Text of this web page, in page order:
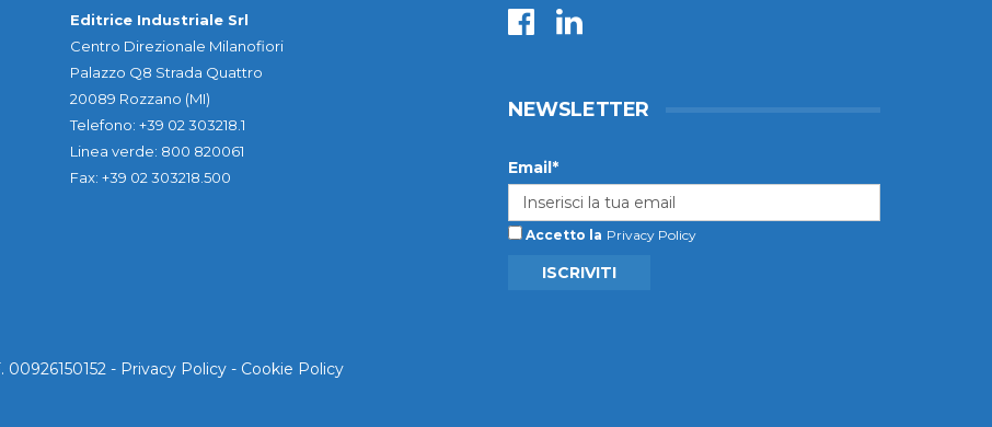
Editrice Industriale Srl
Centro Direzionale Milanofiori
Palazzo Q8 Strada Quattro
20089 Rozzano (MI)
Telefono: +39 02 303218.1
Linea verde: 800 820061
Fax: +39 02 303218.500
NEWSLETTER
Email*
Accetto la Privacy Policy
ISCRIVITI
- Privacy Policy - Cookie Policy